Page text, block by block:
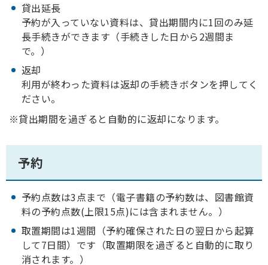
貸出延長
予約が入っていない資料は、貸出期間内に1回のみ延
長手続きができます（手続きした日から2週間ま
で。）
返却
利用が終わった資料は返却の手続きボタンを押してく
ださい。
※貸出期間を過ぎると自動的に返却になります。
予約
予約点数は3点まで（電子書籍の予約数は、図書館資
料の予約点数(上限15点)には含まれません。）
取置期間は1週間（予約確保された日の翌日から起算
して7日間）です（取置期限を過ぎると自動的に取り
消されます。）